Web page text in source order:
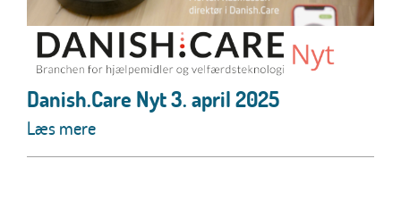
Danish.Care Nyt 3. april 2025
Læs mere